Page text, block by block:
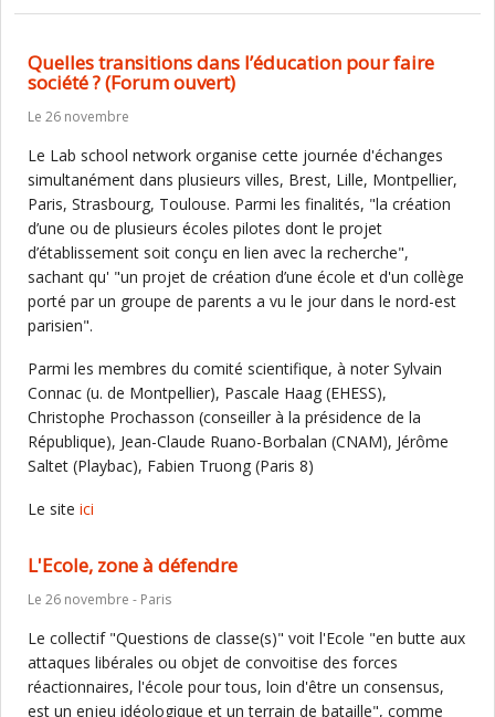
Quelles transitions dans l’éducation pour faire
société ? (Forum ouvert)
Le 26 novembre
Le Lab school network organise cette journée d'échanges
simultanément dans plusieurs villes, Brest, Lille, Montpellier,
Paris, Strasbourg, Toulouse. Parmi les finalités, "la création
d’une ou de plusieurs écoles pilotes dont le projet
d’établissement soit conçu en lien avec la recherche",
sachant qu' "un projet de création d’une école et d'un collège
porté par un groupe de parents a vu le jour dans le nord-est
parisien".
Parmi les membres du comité scientifique, à noter Sylvain
Connac (u. de Montpellier), Pascale Haag (EHESS),
Christophe Prochasson (conseiller à la présidence de la
République), Jean-Claude Ruano-Borbalan (CNAM), Jérôme
Saltet (Playbac), Fabien Truong (Paris 8)
Le site ici
L'Ecole, zone à défendre
Le 26 novembre - Paris
Le collectif "Questions de classe(s)" voit l'Ecole "en butte aux
attaques libérales ou objet de convoitise des forces
réactionnaires, l'école pour tous, loin d'être un consensus,
est un enjeu idéologique et un terrain de bataille", comme